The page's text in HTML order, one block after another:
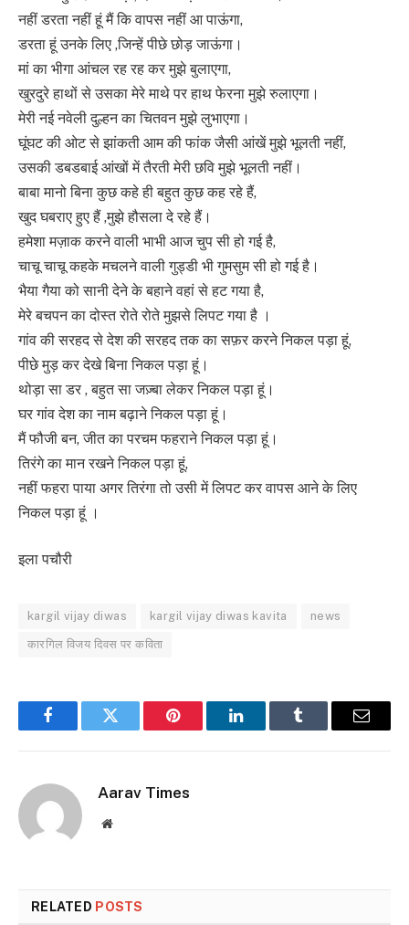
नहीं डरता नहीं हूं मैं कि वापस नहीं आ पाऊंगा,
डरता हूं उनके लिए ,जिन्हें पीछे छोड़ जाऊंगा।
मां का भीगा आंचल रह रह कर मुझे बुलाएगा,
खुरदुरे हाथों से उसका मेरे माथे पर हाथ फेरना मुझे रुलाएगा।
मेरी नई नवेली दुल्हन का चितवन मुझे लुभाएगा।
घूंघट की ओट से झांकती आम की फांक जैसी आंखें मुझे भूलती नहीं,
उसकी डबडबाई आंखों में तैरती मेरी छवि मुझे भूलती नहीं।
बाबा मानो बिना कुछ कहे ही बहुत कुछ कह रहे हैं,
खुद घबराए हुए हैं ,मुझे हौसला दे रहे हैं।
हमेशा मज़ाक करने वाली भाभी आज चुप सी हो गई है,
चाचू चाचू कहके मचलने वाली गुड्डी भी गुमसुम सी हो गई है।
भैया गैया को सानी देने के बहाने वहां से हट गया है,
मेरे बचपन का दोस्त रोते रोते मुझसे लिपट गया है ।
गांव की सरहद से देश की सरहद तक का सफ़र करने निकल पड़ा हूं,
पीछे मुड़ कर देखे बिना निकल पड़ा हूं।
थोड़ा सा डर , बहुत सा जज़्बा लेकर निकल पड़ा हूं।
घर गांव देश का नाम बढ़ाने निकल पड़ा हूं।
मैं फौजी बन, जीत का परचम फहराने निकल पड़ा हूं।
तिरंगे का मान रखने निकल पड़ा हूं,
नहीं फहरा पाया अगर तिरंगा तो उसी में लिपट कर वापस आने के लिए
निकल पड़ा हूं ।
इला पचौरी
kargil vijay diwas kargil vijay diwas kavita news
कारगिल विजय दिवस पर कविता
FacebookTwitter Pinterest LinkedInTumblr Email
Aarav Times
Website
RELATED POSTS